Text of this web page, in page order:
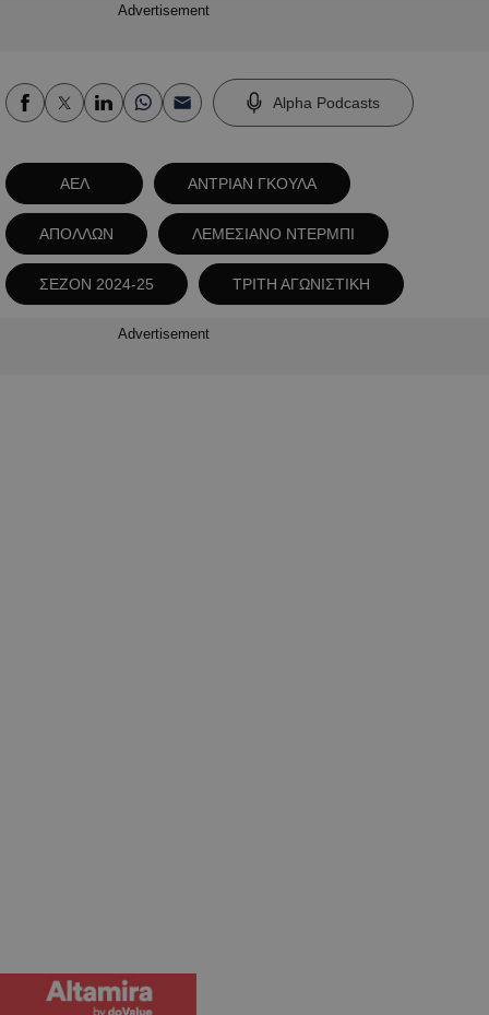
Advertisement
Alpha Podcasts
ΑΕΛ ΑΝΤΡΙΑΝ ΓΚΟΥΛΑ
ΑΠΟΛΛΩΝ ΛΕΜΕΣΙΑΝΟ ΝΤΕΡΜΠΙ
ΣΕΖΟΝ 2024-25 ΤΡΙΤΗ ΑΓΩΝΙΣΤΙΚΗ
Advertisement